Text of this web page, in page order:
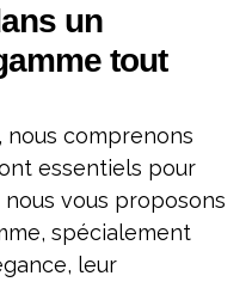
un
tout
nous comprenons
essentiels pour
nous vous proposons
spécialement
leur